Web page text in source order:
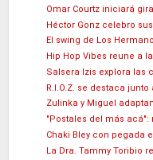
Omar Courtz iniciará
Héctor Gonz celebro
El swing de Los
Hip Hop Vibes reune a
Salsera Izis explora las
R.I.O.Z. se destaca junto
Zulinka y Miguel
"Postales del más acá":
Chaki Bley con pegada
La Dra. Tammy Toribio